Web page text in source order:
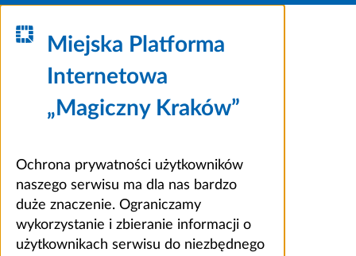
Miejska Platforma
Internetowa
„Magiczny Kraków”
Ochrona prywatności użytkowników
naszego serwisu ma dla nas bardzo
duże znaczenie. Ograniczamy
wykorzystanie i zbieranie informacji o
użytkownikach serwisu do niezbędnego